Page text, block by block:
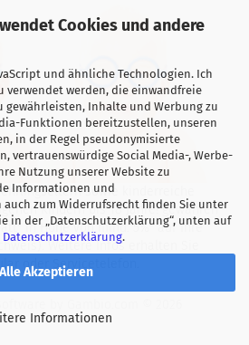
Cookies und andere
und ähnliche Technologien. Ich
verwendet werden, die einwandfreie
gewährleisten, Inhalte und Werbung zu
Funktionen bereitzustellen, unseren
in der Regel pseudonymisierte
vertrauenswürdige Social Media-, Werbe-
Nutzung unserer Website zu
Informationen und
zum Widerrufsrecht finden Sie unter
in der „Datenschutzerklärung“, unten auf
Datenschutzerklärung.
Alle Akzeptieren
Informationen
sowie kinderreiche
Kindern bis 18 Jahre! gewähren
in Höhe von mind. 5%* auf Ihre
Weitere Infos erhalten Sie
oder Servicetelefon.